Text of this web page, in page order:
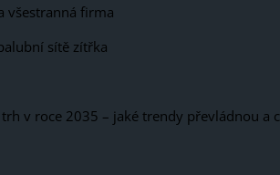
všestranná firma
sítě zítřka
v roce 2035 – jaké trendy převládnou a